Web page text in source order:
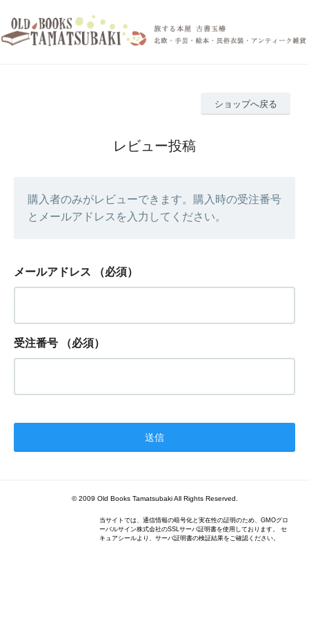
ショップへ戻る
レビュー投稿
購入者のみがレビューできます。購入時の受注番号
とメールアドレスを入力してください。
メールアドレス （必須）
受注番号 （必須）
© 2009 Old Books Tamatsubaki All Rights Reserved.
当サイトでは、通信情報の暗号化と実在性の証明のため、GMOグロ
ーバルサイン株式会社のSSLサーバ証明書を使用しております。 セ
キュアシールより、サーバ証明書の検証結果をご確認ください。